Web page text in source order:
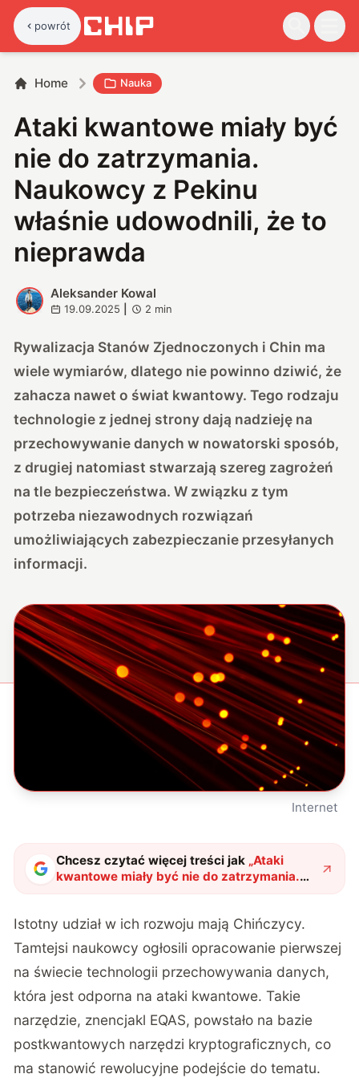
powrót
Home Nauka
Ataki kwantowe miały być
nie do zatrzymania.
Naukowcy z Pekinu
właśnie udowodnili, że to
nieprawda
A
Aleksander Kowal
19.09.2025 2 min
Rywalizacja Stanów Zjednoczonych i Chin ma
wiele wymiarów, dlatego nie powinno dziwić, że
zahacza nawet o świat kwantowy. Tego rodzaju
technologie z jednej strony dają nadzieję na
przechowywanie danych w nowatorski sposób,
z drugiej natomiast stwarzają szereg zagrożeń
na tle bezpieczeństwa. W związku z tym
potrzeba niezawodnych rozwiązań
umożliwiających zabezpieczanie przesyłanych
informacji.
Internet
Chcesz czytać więcej treści jak „Ataki
kwantowe miały być nie do zatrzymania.
Naukowcy z Pekinu właśnie udowodnili, że
Istotny udział w ich rozwoju mają Chińczycy.
Tamtejsi naukowcy ogłosili opracowanie pierwszej
na świecie technologii przechowywania danych,
która jest odporna na ataki kwantowe. Takie
narzędzie, znencjakl EQAS, powstało na bazie
postkwantowych narzędzi kryptograficznych, co
ma stanowić rewolucyjne podejście do tematu.